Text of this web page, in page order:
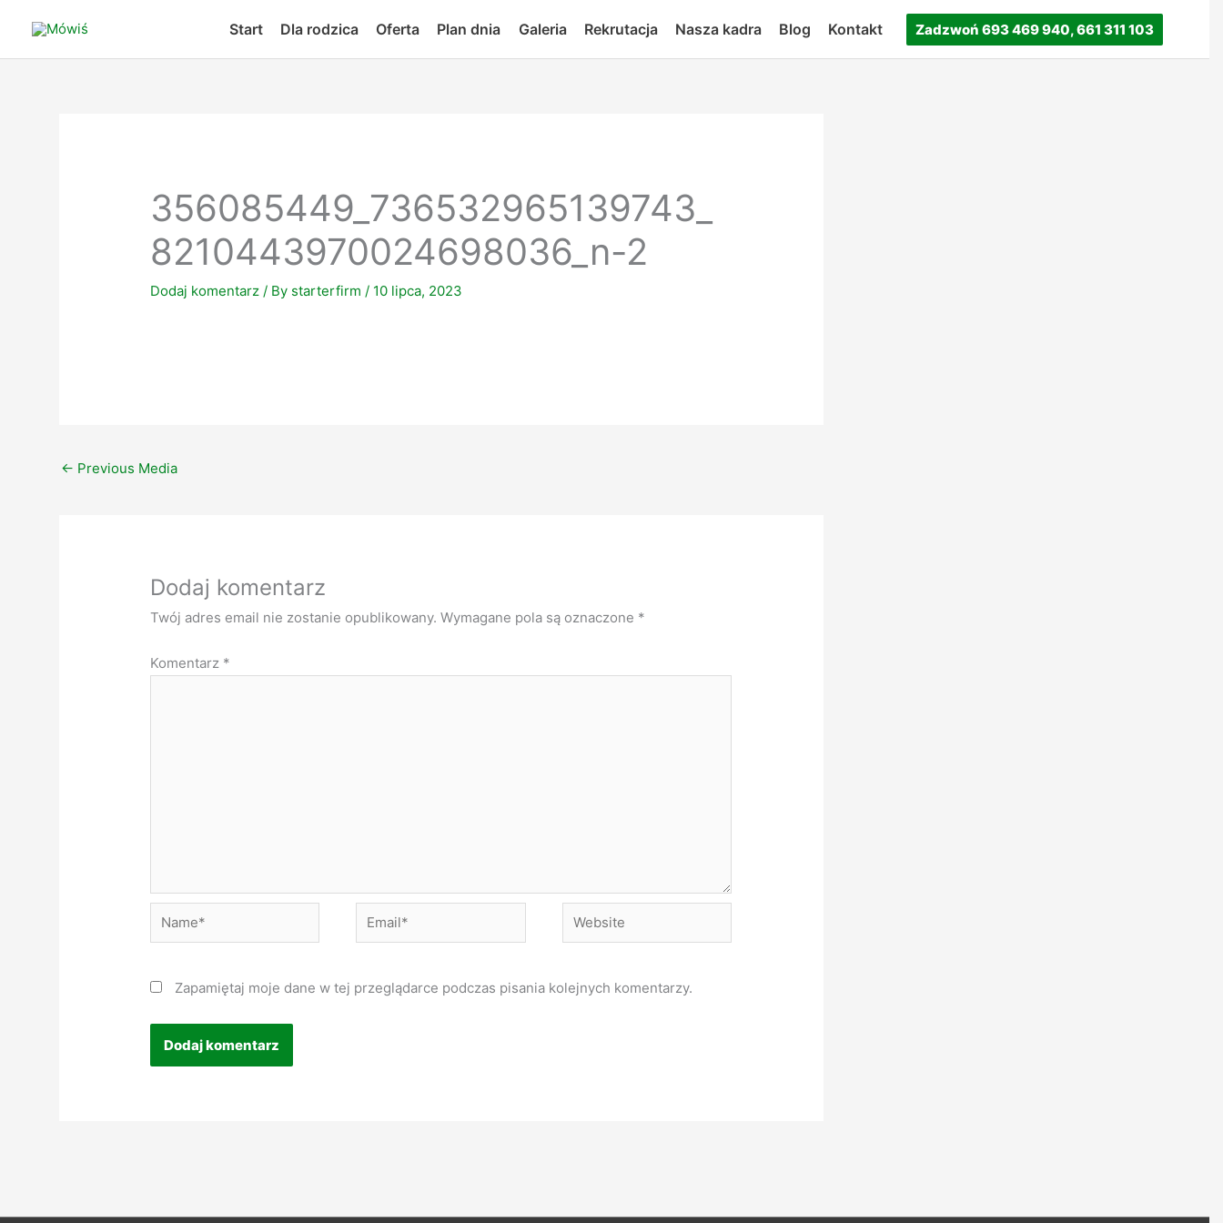
content
Start Dla rodzica Oferta Plan dnia Galeria Rekrutacja Nasza kadra Blog Kontakt Zadzwoń 693 469 940, 661 311 103
356085449_736532965139743_
8210443970024698036_n-2
Dodaj komentarz / By starterfirm / 10 lipca, 2023
← Previous Media
Dodaj komentarz
Twój adres email nie zostanie opublikowany. Wymagane pola są oznaczone *
Komentarz *
Name* Email* Website
Zapamiętaj moje dane w tej przeglądarce podczas pisania kolejnych komentarzy.